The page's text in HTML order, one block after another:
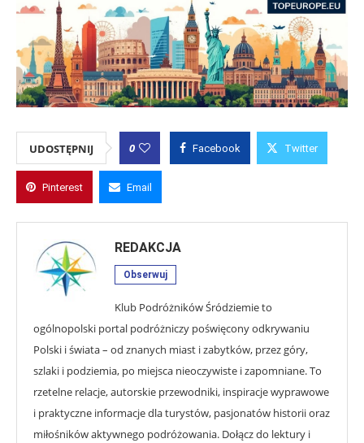
UDOSTĘPNIJ 0 Facebook Twitter
Pinterest Email
REDAKCJA
Obserwuj
Klub Podróżników Śródziemie to
ogólnopolski portal podróżniczy poświęcony odkrywaniu
Polski i świata – od znanych miast i zabytków, przez góry,
szlaki i podziemia, po miejsca nieoczywiste i zapomniane. To
rzetelne relacje, autorskie przewodniki, inspiracje wyprawowe
i praktyczne informacje dla turystów, pasjonatów historii oraz
miłośników aktywnego podróżowania. Dołącz do lektury i